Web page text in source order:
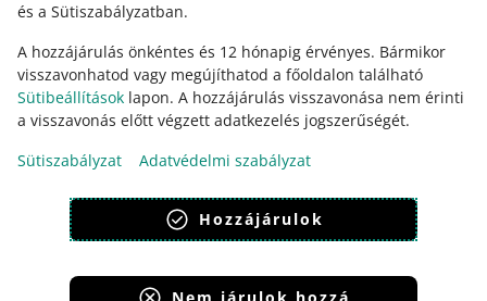
és a Sütiszabályzatban.
A hozzájárulás önkéntes és 12 hónapig érvényes. Bármikor
visszavonhatod vagy megújíthatod a főoldalon található
Sütibeállítások lapon. A hozzájárulás visszavonása nem érinti
a visszavonás előtt végzett adatkezelés jogszerűségét.
Sütiszabályzat
Adatvédelmi szabályzat
Hozzájárulok
Ez az oldal más nyelveken is elérhető.
megjelenítés: